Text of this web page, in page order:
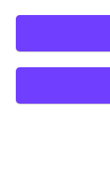
Mobile app